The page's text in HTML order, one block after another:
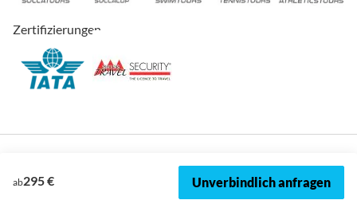
ab295 € Unverbindlich anfragen
Zertifizierungen